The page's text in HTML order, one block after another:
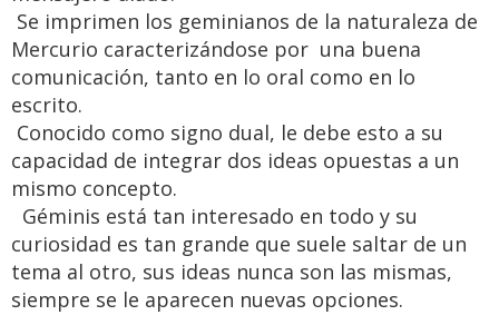
Se imprimen los geminianos de la naturaleza de
Mercurio caracterizándose por una buena
comunicación, tanto en lo oral como en lo
escrito.
Conocido como signo dual, le debe esto a su
capacidad de integrar dos ideas opuestas a un
mismo concepto.
Géminis está tan interesado en todo y su
curiosidad es tan grande que suele saltar de un
tema al otro, sus ideas nunca son las mismas,
siempre se le aparecen nuevas opciones.